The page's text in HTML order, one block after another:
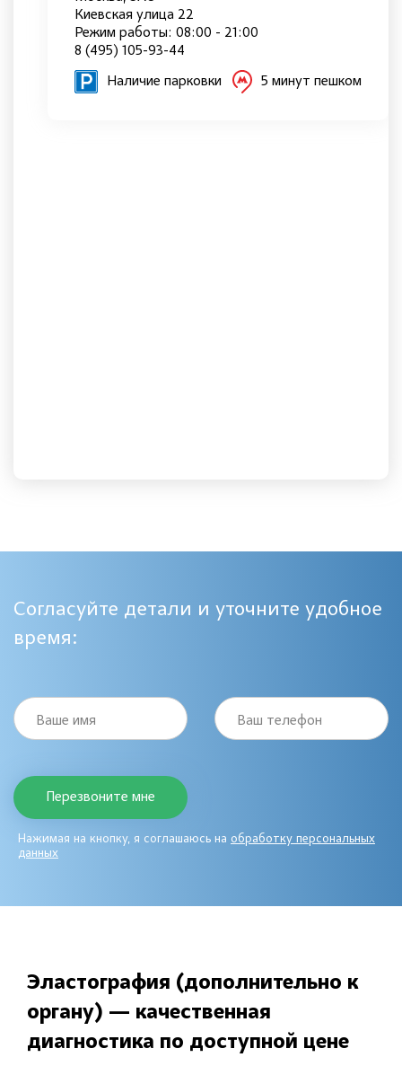
Киевская улица 22
Режим работы: 08:00 - 21:00
8 (495) 105-93-44
Наличие парковки 5 минут пешком
Согласуйте детали и уточните удобное
время:
Ваше имя Ваш телефон
Нажимая на кнопку, я соглашаюсь на обработку персональных
данных
Эластография (дополнительно к
органу) — качественная
диагностика по доступной цене